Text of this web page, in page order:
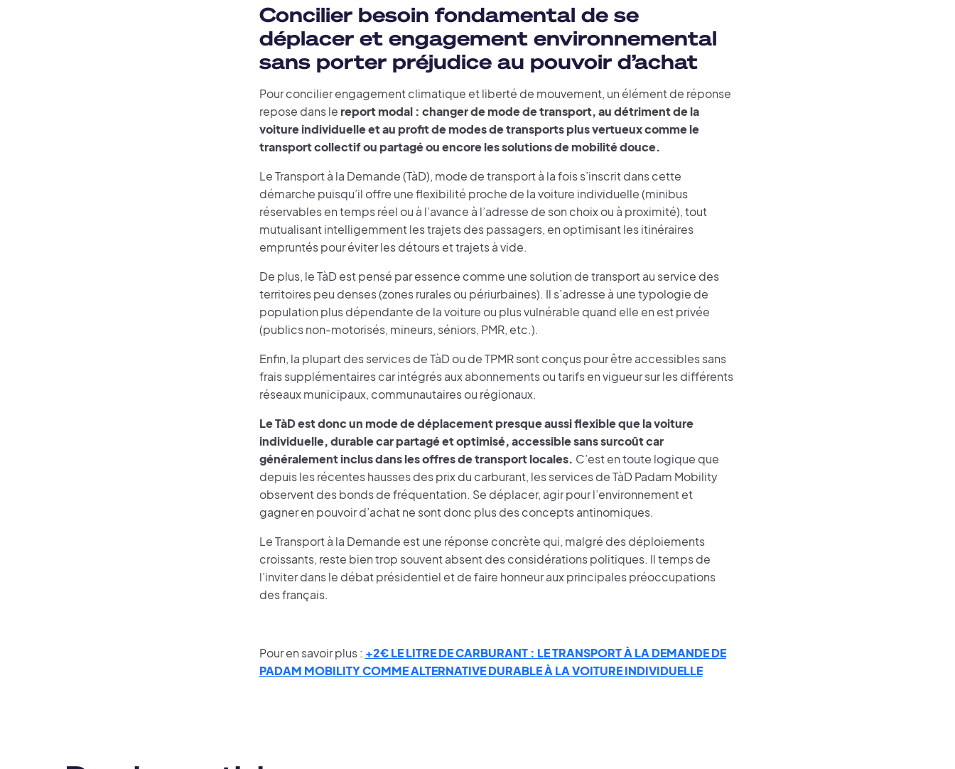
Concilier besoin fondamental de se
déplacer et engagement environnemental
sans porter préjudice au pouvoir d’achat
Pour concilier engagement climatique et liberté de mouvement, un élément de réponse
repose dans le report modal : changer de mode de transport, au détriment de la
voiture individuelle et au profit de modes de transports plus vertueux comme le
transport collectif ou partagé ou encore les solutions de mobilité douce.
Le Transport à la Demande (TàD), mode de transport à la fois s’inscrit dans cette
démarche puisqu’il offre une flexibilité proche de la voiture individuelle (minibus
réservables en temps réel ou à l’avance à l’adresse de son choix ou à proximité), tout
mutualisant intelligemment les trajets des passagers, en optimisant les itinéraires
empruntés pour éviter les détours et trajets à vide.
De plus, le TàD est pensé par essence comme une solution de transport au service des
territoires peu denses (zones rurales ou périurbaines). Il s’adresse à une typologie de
population plus dépendante de la voiture ou plus vulnérable quand elle en est privée
(publics non-motorisés, mineurs, séniors, PMR, etc.).
Enfin, la plupart des services de TàD ou de TPMR sont conçus pour être accessibles sans
frais supplémentaires car intégrés aux abonnements ou tarifs en vigueur sur les différents
réseaux municipaux, communautaires ou régionaux.
Le TàD est donc un mode de déplacement presque aussi flexible que la voiture
individuelle, durable car partagé et optimisé, accessible sans surcoût car
généralement inclus dans les offres de transport locales. C’est en toute logique que
depuis les récentes hausses des prix du carburant, les services de TàD Padam Mobility
observent des bonds de fréquentation. Se déplacer, agir pour l’environnement et
gagner en pouvoir d’achat ne sont donc plus des concepts antinomiques.
Le Transport à la Demande est une réponse concrète qui, malgré des déploiements
croissants, reste bien trop souvent absent des considérations politiques. Il temps de
l’inviter dans le débat présidentiel et de faire honneur aux principales préoccupations
des français.
Pour en savoir plus : +2€ LE LITRE DE CARBURANT : LE TRANSPORT À LA DEMANDE DE
PADAM MOBILITY COMME ALTERNATIVE DURABLE À LA VOITURE INDIVIDUELLE